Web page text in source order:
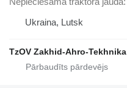
Ukraina, Lutsk
TzOV Zakhid-Ahro-Tekhnika